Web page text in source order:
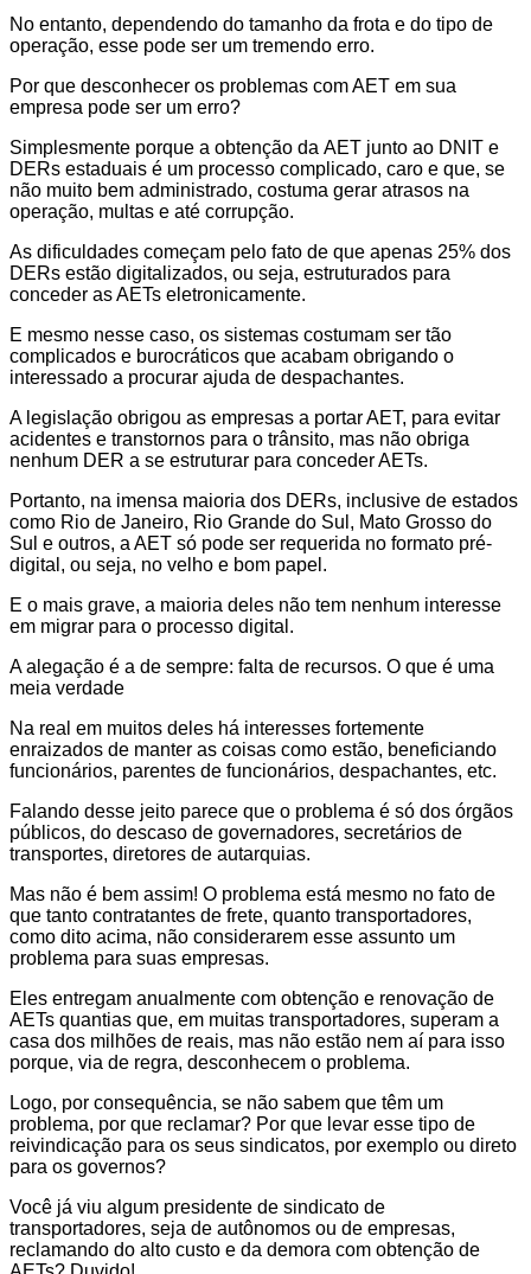
No entanto, dependendo do tamanho da frota e do tipo de
operação, esse pode ser um tremendo erro.
Por que desconhecer os problemas com AET em sua
empresa pode ser um erro?
Simplesmente porque a obtenção da AET junto ao DNIT e
DERs estaduais é um processo complicado, caro e que, se
não muito bem administrado, costuma gerar atrasos na
operação, multas e até corrupção.
As dificuldades começam pelo fato de que apenas 25% dos
DERs estão digitalizados, ou seja, estruturados para
conceder as AETs eletronicamente.
E mesmo nesse caso, os sistemas costumam ser tão
complicados e burocráticos que acabam obrigando o
interessado a procurar ajuda de despachantes.
A legislação obrigou as empresas a portar AET, para evitar
acidentes e transtornos para o trânsito, mas não obriga
nenhum DER a se estruturar para conceder AETs.
Portanto, na imensa maioria dos DERs, inclusive de estados
como Rio de Janeiro, Rio Grande do Sul, Mato Grosso do
Sul e outros, a AET só pode ser requerida no formato pré-
digital, ou seja, no velho e bom papel.
E o mais grave, a maioria deles não tem nenhum interesse
em migrar para o processo digital.
A alegação é a de sempre: falta de recursos. O que é uma
meia verdade
Na real em muitos deles há interesses fortemente
enraizados de manter as coisas como estão, beneficiando
funcionários, parentes de funcionários, despachantes, etc.
Falando desse jeito parece que o problema é só dos órgãos
públicos, do descaso de governadores, secretários de
transportes, diretores de autarquias.
Mas não é bem assim! O problema está mesmo no fato de
que tanto contratantes de frete, quanto transportadores,
como dito acima, não considerarem esse assunto um
problema para suas empresas.
Eles entregam anualmente com obtenção e renovação de
AETs quantias que, em muitas transportadores, superam a
casa dos milhões de reais, mas não estão nem aí para isso
porque, via de regra, desconhecem o problema.
Logo, por consequência, se não sabem que têm um
problema, por que reclamar? Por que levar esse tipo de
reivindicação para os seus sindicatos, por exemplo ou direto
para os governos?
Você já viu algum presidente de sindicato de
transportadores, seja de autônomos ou de empresas,
reclamando do alto custo e da demora com obtenção de